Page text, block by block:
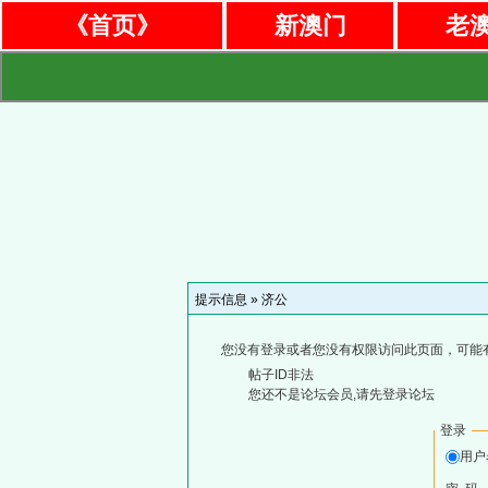
《首页》 新澳门 老
提示信息 » 济公
您没有登录或者您没有权限访问此页面，可能
帖子ID非法
您还不是论坛会员,请先登录论坛
登录
用